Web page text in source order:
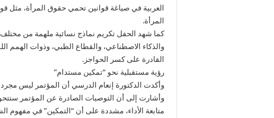
العربية في صياغة قوانين تحمي حقوق المرأة، مثل
المرأة.
كما شهد الحفل تكريم نماذج نسائية ملهمة من
والذكاء الاصطناعي، والقطاع الطبي، وذوات الهمم
القادرة على كسر الحواجز.
رؤية مستقبلية نحو “تمكين مستدام”
وأكدت الدكتورة إنعام الدرسي أن المؤتمر ليس مجرد
وأشارت إلى أن التوصيات الصادرة عن المؤتمر
متابعة الأداء، مشددة على أن “التمكين” في مفهوم